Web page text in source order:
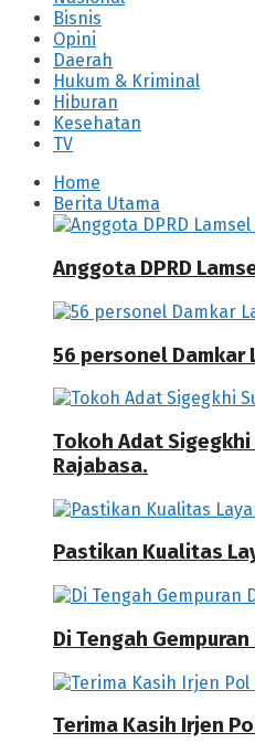
Bisnis
Opini
Daerah
Hukum & Kriminal
Hiburan
Kesehatan
TV
Home
Berita Utama
Anggota DPRD
56 personel Damkar
Tokoh Adat Sigegkhi
Rajabasa.
Pastikan Kualitas
Di Tengah
Terima Kasih Irjen